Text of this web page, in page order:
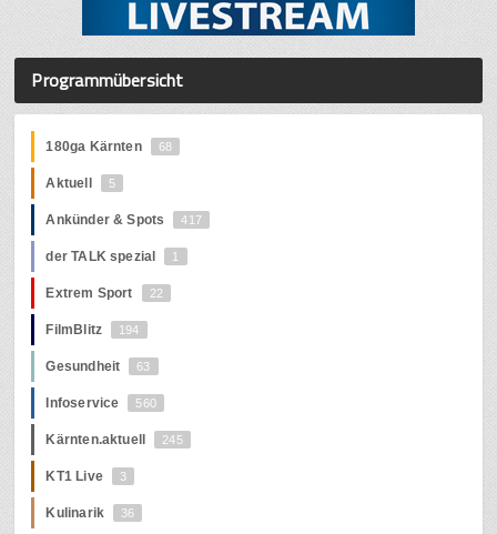
Programmübersicht
180ga Kärnten 68
Aktuell 5
Ankünder & Spots 417
der TALK spezial 1
Extrem Sport 22
FilmBlitz 194
Gesundheit 63
Infoservice 560
Kärnten.aktuell 245
KT1 Live 3
Kulinarik 36